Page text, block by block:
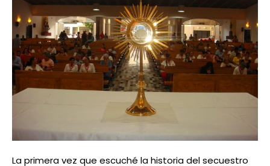
La primera vez que escuché la historia del secuestro